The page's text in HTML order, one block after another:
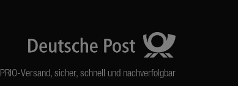
PRIO-Versand, sicher, schnell und nachverfolgbar